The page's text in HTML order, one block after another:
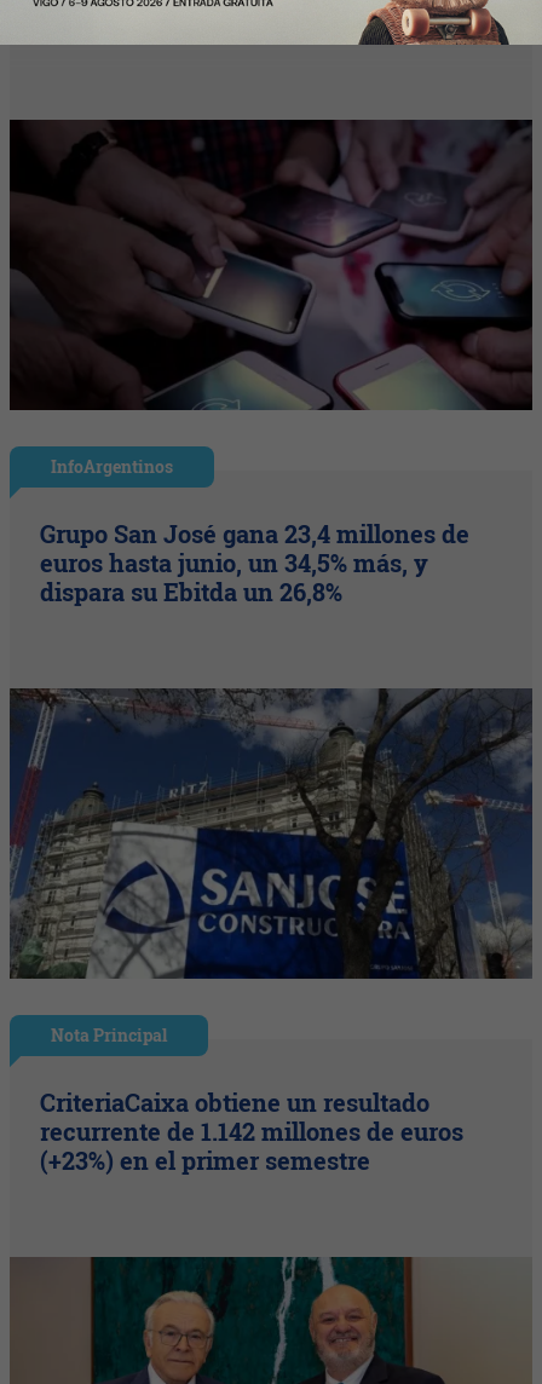
InfoArgentinos
Grupo San José gana 23,4 millones de
euros hasta junio, un 34,5% más, y
dispara su Ebitda un 26,8%
Nota Principal
CriteriaCaixa obtiene un resultado
recurrente de 1.142 millones de euros
(+23%) en el primer semestre